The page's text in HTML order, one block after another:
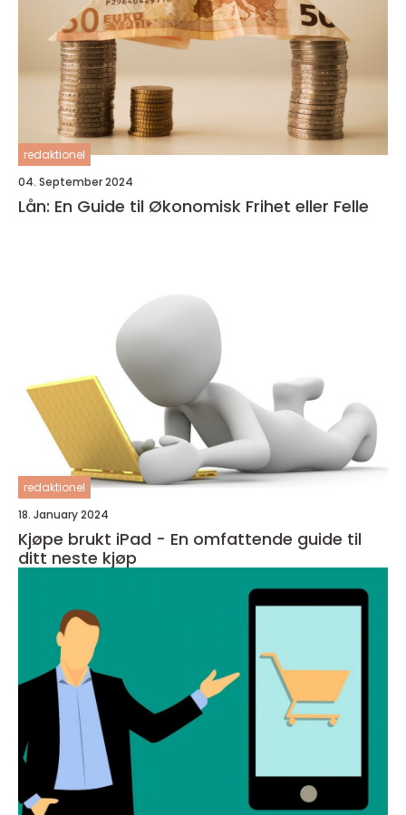
redaktionel
04. September 2024
Lån: En Guide til Økonomisk Frihet eller Felle
redaktionel
18. January 2024
Kjøpe brukt iPad - En omfattende guide til
ditt neste kjøp